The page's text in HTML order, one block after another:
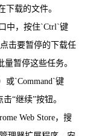
下载的文件。
中，按住`Ctrl`键
点击要暂停的下载任
暂停这些任务。
或`Command`键
“继续”按钮。
Web Store，搜